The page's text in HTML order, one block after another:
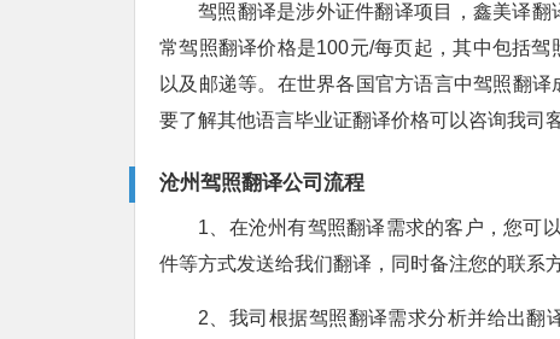
驾照翻译是涉外证件翻译项目，鑫美译
常驾照翻译价格是100元/每页起，其中包括驾
以及邮递等。在世界各国官方语言中驾照翻
要了解其他语言毕业证翻译价格可以咨询我司客
沧州驾照翻译公司流程
1、在沧州有驾照翻译需求的客户，您可
件等方式发送给我们翻译，同时备注您的联系
2、我司根据驾照翻译需求分析并给出翻